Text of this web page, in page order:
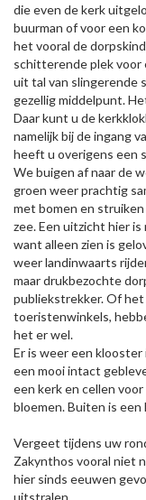
die even de kerk
buurman of voor een
het vooral de
schitterende plek voor
uit tal van slingerende
gezellig middelpunt.
Daar kunt u de
namelijk bij de ingang
heeft u overigens een
We buigen af naar de
groen weer prachtig
met bomen en
zee. Een uitzicht hier
want alleen zien is
weer landinwaarts
maar drukbezochte
publiekstrekker. Of het
toeristenwinkels,
het er wel.
Er is weer een
een mooi intact
een kerk en cellen
bloemen. Buiten is
Vergeet tijdens uw
Zakynthos vooral niet
hier sinds eeuwen
uitstralen.